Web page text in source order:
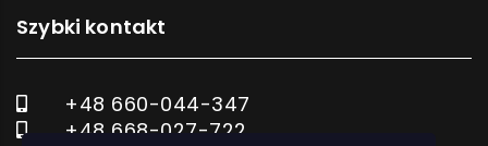
Szybki kontakt
+48 660-044-347
+48 668-027-722